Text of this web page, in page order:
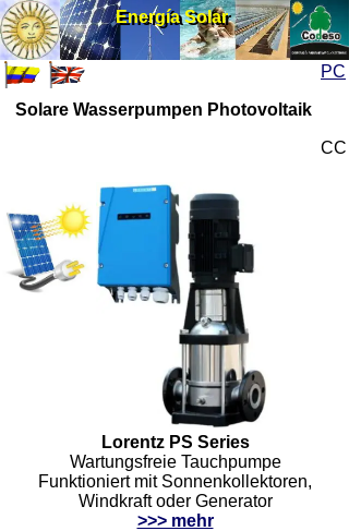
Lorentz PS Series
Wartungsfreie Tauchpumpe
Funktioniert mit Sonnenkollektoren,
Windkraft oder Generator
>>> mehr
Solare Wasserpumpen Photovoltaik
Energía Solar
Energía Solar
PC
CC